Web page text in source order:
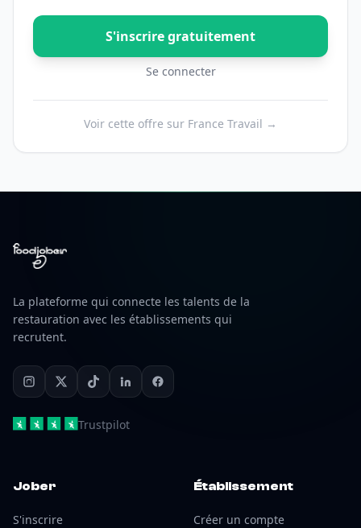
S'inscrire gratuitement
Se connecter
Voir cette offre sur France Travail →
La plateforme qui connecte les talents de la
restauration avec les établissements qui
recrutent.
Trustpilot
Jober
S'inscrire
Établissement
Créer un compte